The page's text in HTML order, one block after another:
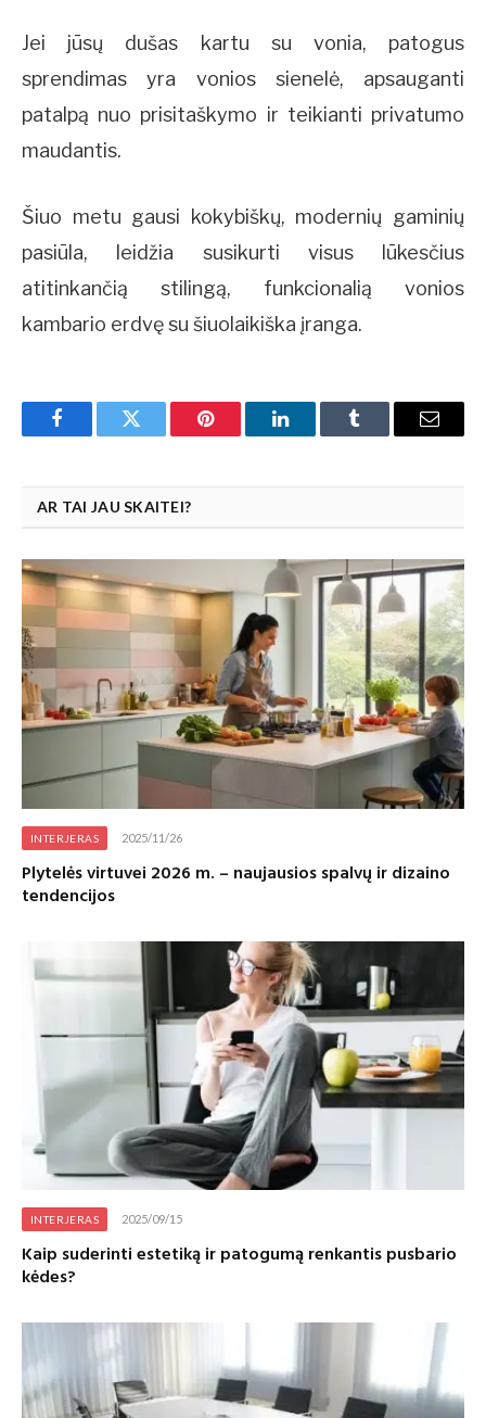
Jei jūsų dušas kartu su vonia, patogus
sprendimas yra vonios sienelė, apsauganti
patalpą nuo prisitaškymo ir teikianti privatumo
maudantis.
Šiuo metu gausi kokybiškų, modernių gaminių
pasiūla, leidžia susikurti visus lūkesčius
atitinkančią stilingą, funkcionalią vonios
kambario erdvę su šiuolaikiška įranga.
FacebookTwitter Pinterest LinkedInTumblr Email
AR TAI JAU SKAITEI?
INTERJERAS 2025/11/26
Plytelės virtuvei 2026 m. – naujausios spalvų ir dizaino
tendencijos
INTERJERAS 2025/09/15
Kaip suderinti estetiką ir patogumą renkantis pusbario
kėdes?